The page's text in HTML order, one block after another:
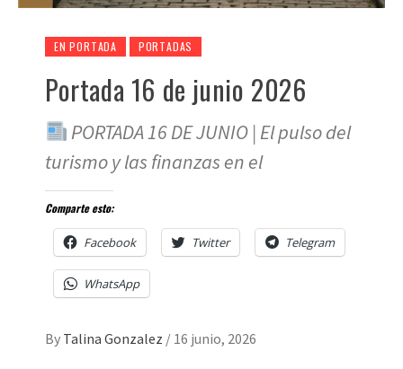
EN PORTADA PORTADAS
Portada 16 de junio 2026
PORTADA 16 DE JUNIO | El pulso del
turismo y las finanzas en el
Comparte esto:
Facebook Twitter Telegram
WhatsApp
By Talina Gonzalez / 16 junio, 2026